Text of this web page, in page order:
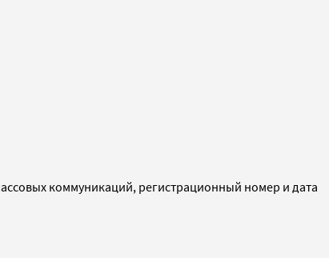
коммуникаций, регистрационный номер и дата